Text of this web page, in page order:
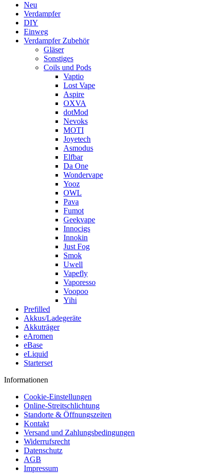
Neu
Verdampfer
DIY
Einweg
Verdampfer Zubehör
Gläser
Sonstiges
Coils und Pods
Vaptio
Lost Vape
Aspire
OXVA
dotMod
Nevoks
MOTI
Joyetech
Asmodus
Elfbar
Da One
Wondervape
Yooz
OWL
Pava
Fumot
Geekvape
Innocigs
Innokin
Just Fog
Smok
Uwell
Vapefly
Vaporesso
Voopoo
Yihi
Prefilled
Akkus/Ladegeräte
Akkuträger
eAromen
eBase
eLiquid
Starterset
Informationen
Cookie-Einstellungen
Online-Streitschlichtung
Standorte & Öffnungszeiten
Kontakt
Versand und Zahlungsbedingungen
Widerrufsrecht
Datenschutz
AGB
Impressum